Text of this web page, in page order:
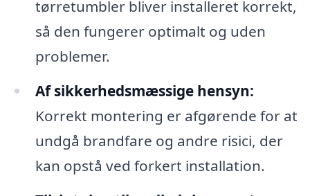
tørretumbler bliver installeret korrekt,
så den fungerer optimalt og uden
problemer.
Af sikkerhedsmæssige hensyn:
Korrekt montering er afgørende for at
undgå brandfare og andre risici, der
kan opstå ved forkert installation.